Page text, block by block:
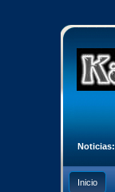
Noticias:
Inicio